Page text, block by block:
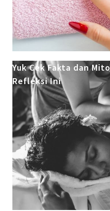
Yuk Cek Fakta dan
Refleksi Ini